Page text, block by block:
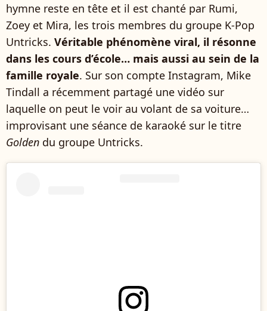
hymne reste en tête et il est chanté par Rumi,
Zoey et Mira, les trois membres du groupe K-Pop
Untricks. Véritable phénomène viral, il résonne
dans les cours d’école… mais aussi au sein de la
famille royale. Sur son compte Instagram, Mike
Tindall a récemment partagé une vidéo sur
laquelle on peut le voir au volant de sa voiture…
improvisant une séance de karaoké sur le titre
Golden du groupe Untricks.